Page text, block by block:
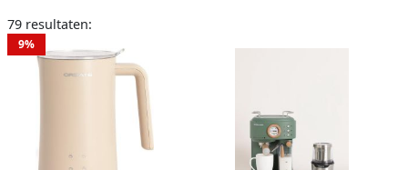
79 resultaten:
9%